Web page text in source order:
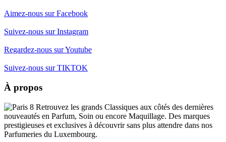
Aimez-nous sur Facebook
Suivez-nous sur Instagram
Regardez-nous sur Youtube
Suivez-nous sur TIKTOK
À propos
Retrouvez les grands Classiques aux côtés des dernières
nouveautés en Parfum, Soin ou encore Maquillage. Des marques
prestigieuses et exclusives à découvrir sans plus attendre dans nos
Parfumeries du Luxembourg.